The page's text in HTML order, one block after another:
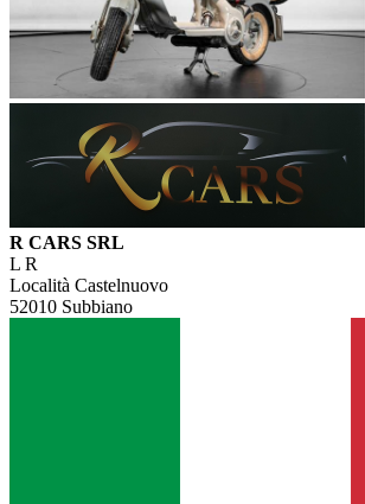
R CARS SRL
L R
Località Castelnuovo
52010 Subbiano